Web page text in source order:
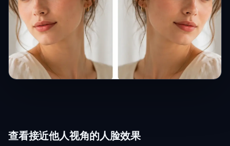
查看接近他人视角的人脸效果